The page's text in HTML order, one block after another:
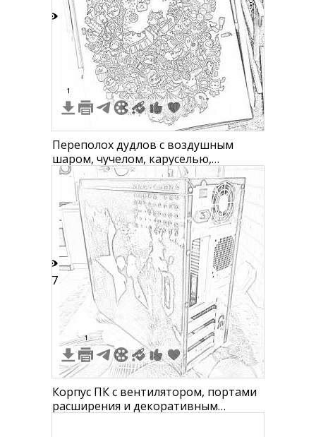
1
Переполох дудлов с воздушным
шаром, чучелом, каруселью,
воздушными шарами, замком,
домиком, маской, тортиком,
деревом, чашкой, зонтиком,
вентилятором и животными
17
1
Корпус ПК с вентилятором, портами
расширения и декоративным